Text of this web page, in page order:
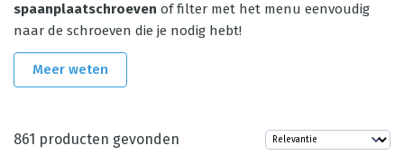
spaanplaatschroeven of filter met het menu eenvoudig
naar de schroeven die je nodig hebt!
Meer weten
861 producten gevonden